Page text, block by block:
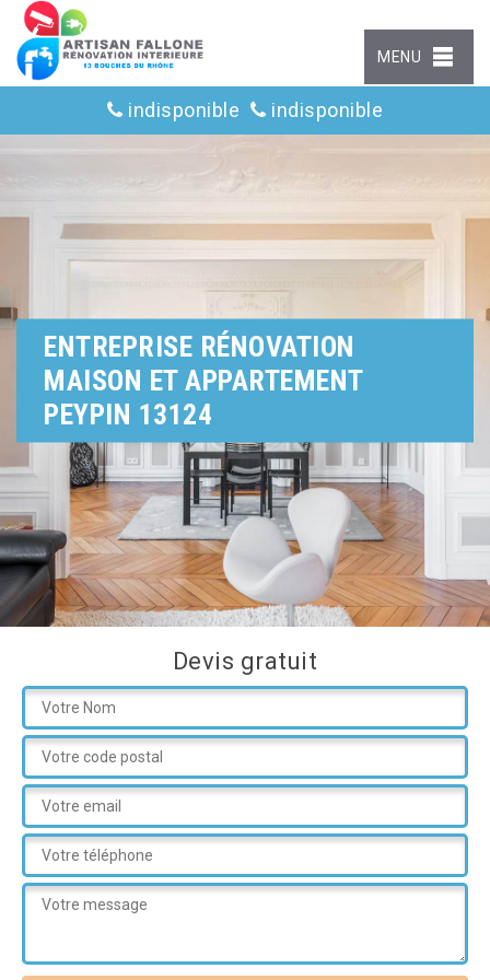
MENU
indisponible indisponible
ENTREPRISE RÉNOVATION
MAISON ET APPARTEMENT
PEYPIN 13124
Devis gratuit